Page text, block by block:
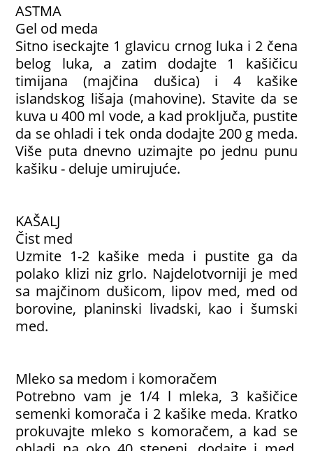
ASTMA
Gel od meda
Sitno iseckajte 1 glavicu crnog luka i 2 čena
belog luka, a zatim dodajte 1 kašičicu
timijana (majčina dušica) i 4 kašike
islandskog lišaja (mahovine). Stavite da se
kuva u 400 ml vode, a kad proključa, pustite
da se ohladi i tek onda dodajte 200 g meda.
Više puta dnevno uzimajte po jednu punu
kašiku - deluje umirujuće.
KAŠALJ
Čist med
Uzmite 1-2 kašike meda i pustite ga da
polako klizi niz grlo. Najdelotvorniji je med
sa majčinom dušicom, lipov med, med od
borovine, planinski livadski, kao i šumski
med.
Mleko sa medom i komoračem
Potrebno vam je 1/4 l mleka, 3 kašičice
semenki komorača i 2 kašike meda. Kratko
prokuvajte mleko s komoračem, a kad se